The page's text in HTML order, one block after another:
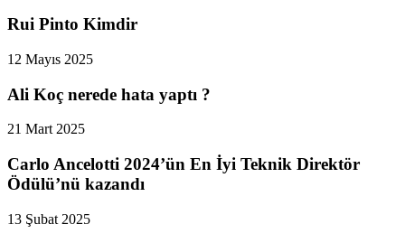
Rui Pinto Kimdir
12 Mayıs 2025
Ali Koç nerede hata yaptı ?
21 Mart 2025
Carlo Ancelotti 2024’ün En İyi Teknik Direktör
Ödülü’nü kazandı
13 Şubat 2025